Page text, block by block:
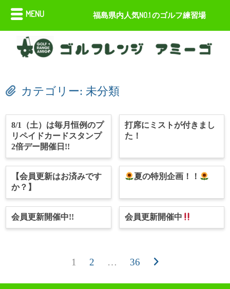
カテゴリー:未分類
8/1（土）は毎月恒例のプ
リペイドカードスタンプ
2倍デー開催日!!
打席にミストが付きまし
た！
【会員更新はお済みです
か？】
夏の特別企画！！
会員更新開催中!! 会員更新開催中
1 2 … 36
次
MENU 福島県内人気NO.1 のゴルフ練習場